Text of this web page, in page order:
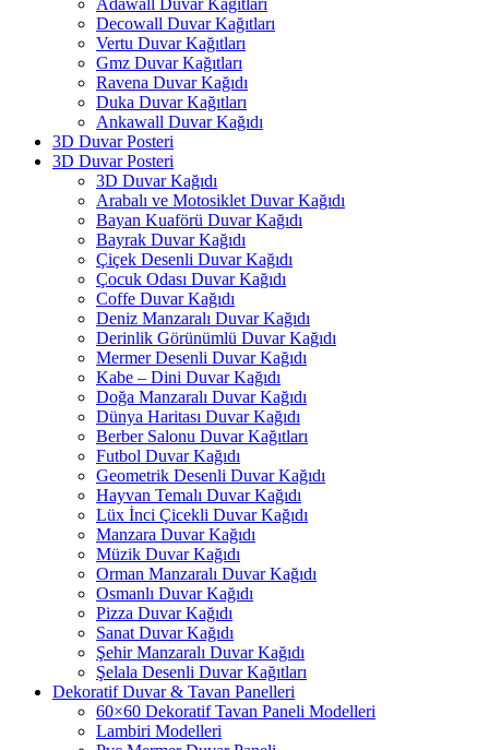
Decowall Duvar Kağıtları
Vertu Duvar Kağıtları
Gmz Duvar Kağıtları
Ravena Duvar Kağıdı
Duka Duvar Kağıtları
Ankawall Duvar Kağıdı
3D Duvar Posteri
3D Duvar Posteri
3D Duvar Kağıdı
Arabalı ve Motosiklet Duvar Kağıdı
Bayan Kuaförü Duvar Kağıdı
Bayrak Duvar Kağıdı
Çiçek Desenli Duvar Kağıdı
Çocuk Odası Duvar Kağıdı
Coffe Duvar Kağıdı
Deniz Manzaralı Duvar Kağıdı
Derinlik Görünümlü Duvar Kağıdı
Mermer Desenli Duvar Kağıdı
Kabe – Dini Duvar Kağıdı
Doğa Manzaralı Duvar Kağıdı
Dünya Haritası Duvar Kağıdı
Berber Salonu Duvar Kağıtları
Futbol Duvar Kağıdı
Geometrik Desenli Duvar Kağıdı
Hayvan Temalı Duvar Kağıdı
Lüx İnci Çicekli Duvar Kağıdı
Manzara Duvar Kağıdı
Müzik Duvar Kağıdı
Orman Manzaralı Duvar Kağıdı
Osmanlı Duvar Kağıdı
Pizza Duvar Kağıdı
Sanat Duvar Kağıdı
Şehir Manzaralı Duvar Kağıdı
Şelala Desenli Duvar Kağıtları
Dekoratif Duvar & Tavan Panelleri
60×60 Dekoratif Tavan Paneli Modelleri
Lambiri Modelleri